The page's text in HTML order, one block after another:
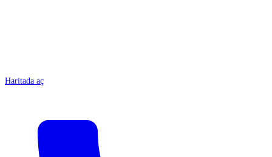
Haritada aç